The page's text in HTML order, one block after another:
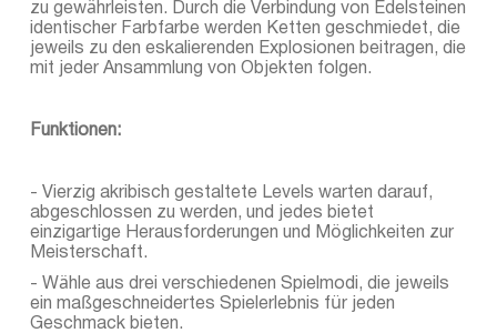
zu gewährleisten. Durch die Verbindung von Edelsteinen
identischer Farbfarbe werden Ketten geschmiedet, die
jeweils zu den eskalierenden Explosionen beitragen, die
mit jeder Ansammlung von Objekten folgen.
Funktionen:
- Vierzig akribisch gestaltete Levels warten darauf,
abgeschlossen zu werden, und jedes bietet
einzigartige Herausforderungen und Möglichkeiten zur
Meisterschaft.
- Wähle aus drei verschiedenen Spielmodi, die jeweils
ein maßgeschneidertes Spielerlebnis für jeden
Geschmack bieten.